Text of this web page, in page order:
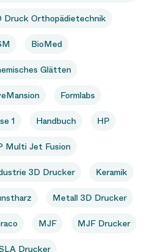
Druck Orthopädietechnik
BioMed
Glätten
Formlabs
1 Handbuch HP
Multi Jet Fusion
3D Drucker Keramik
Metall 3D Drucker
MJF MJF Drucker
Drucker